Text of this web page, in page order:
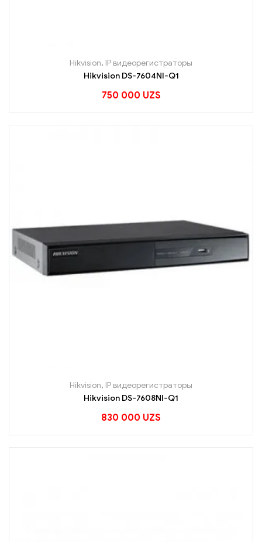
Hikvision, IP видеорегистраторы
Hikvision DS-7604NI-Q1
750 000 UZS
Hikvision, IP видеорегистраторы
Hikvision DS-7608NI-Q1
830 000 UZS